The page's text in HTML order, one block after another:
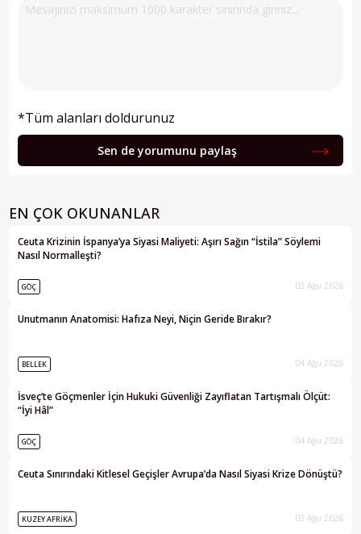
*Tüm alanları doldurunuz
Sen de yorumunu paylaş
EN ÇOK OKUNANLAR
Ceuta Krizinin İspanya’ya Siyasi Maliyeti: Aşırı Sağın “İstila” Söylemi
Nasıl Normalleşti?
GÖÇ 03 Ağu 2026
Unutmanın Anatomisi: Hafıza Neyi, Niçin Geride Bırakır?
BELLEK 04 Ağu 2026
İsveç’te Göçmenler İçin Hukuki Güvenliği Zayıflatan Tartışmalı Ölçüt:
“İyi Hâl”
GÖÇ 04 Ağu 2026
Ceuta Sınırındaki Kitlesel Geçişler Avrupa’da Nasıl Siyasi Krize Dönüştü?
KUZEY AFRIKA 03 Ağu 2026